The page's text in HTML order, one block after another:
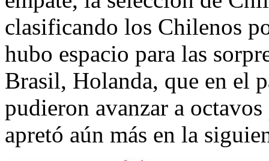
clasificando los Chilenos
hubo espacio para las
Brasil, Holanda, que en el
pudieron avanzar a
apretó aún más en la